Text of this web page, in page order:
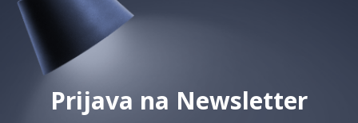
Prijava na Newsletter